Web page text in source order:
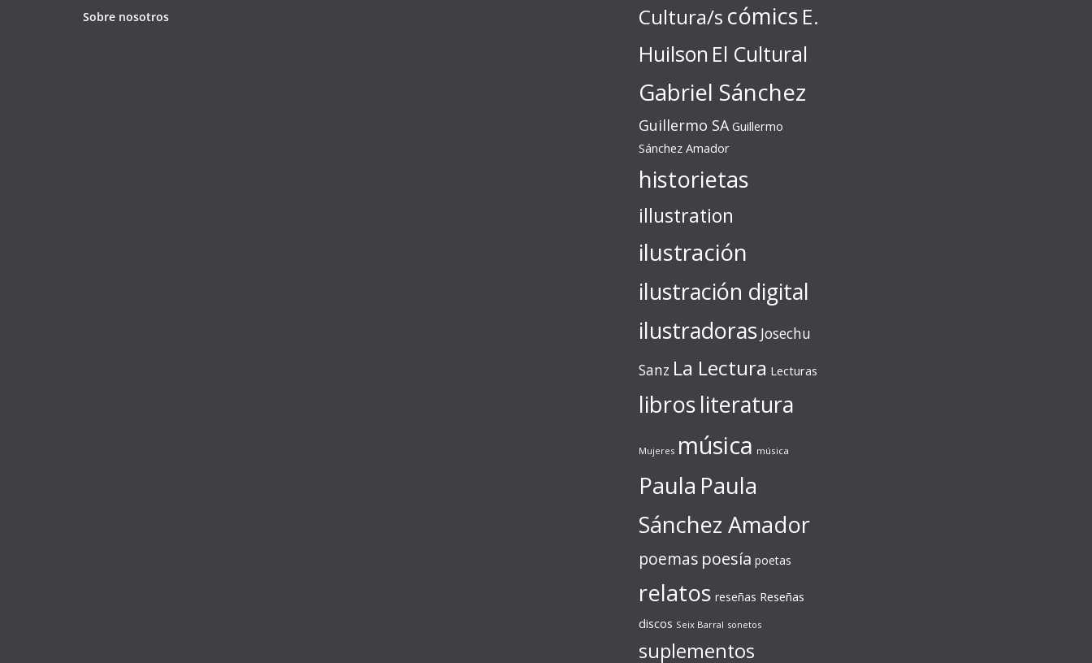
Sobre nosotros Cultura/s cómics E.
Huilson El Cultural
Gabriel Sánchez
Guillermo SA Guillermo
Sánchez Amador
historietas
illustration
ilustración
ilustración digital
ilustradoras Josechu
Sanz La Lectura Lecturas
librosliteratura
Mujeres música música
Paula Paula
Sánchez Amador
poemas poesía poetas
relatos reseñas Reseñas
discos Seix Barral sonetos
suplementos